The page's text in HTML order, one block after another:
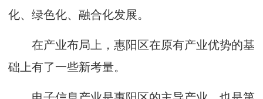
化、绿色化、融合化发展。
在产业布局上，惠阳区在原有产业优势的基
础上有了一些新考量。